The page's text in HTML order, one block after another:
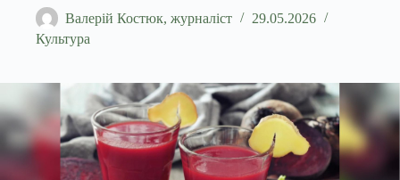
Валерій Костюк, журналіст
29.05.2026
Культура